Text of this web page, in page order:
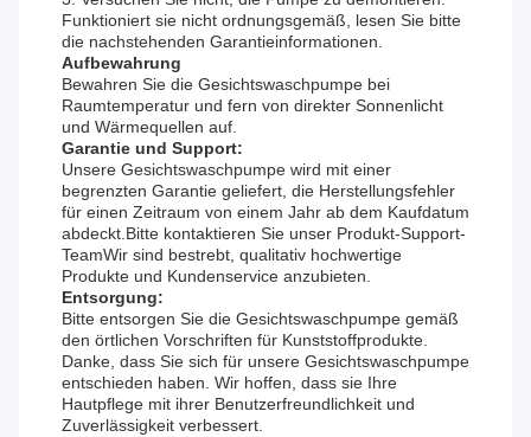
Funktioniert sie nicht ordnungsgemäß, lesen Sie bitte
die nachstehenden Garantieinformationen.
Aufbewahrung
Bewahren Sie die Gesichtswaschpumpe bei
Raumtemperatur und fern von direkter Sonnenlicht
und Wärmequellen auf.
Garantie und Support:
Unsere Gesichtswaschpumpe wird mit einer
begrenzten Garantie geliefert, die Herstellungsfehler
für einen Zeitraum von einem Jahr ab dem Kaufdatum
abdeckt.Bitte kontaktieren Sie unser Produkt-Support-
TeamWir sind bestrebt, qualitativ hochwertige
Produkte und Kundenservice anzubieten.
Entsorgung:
Bitte entsorgen Sie die Gesichtswaschpumpe gemäß
den örtlichen Vorschriften für Kunststoffprodukte.
Danke, dass Sie sich für unsere Gesichtswaschpumpe
entschieden haben. Wir hoffen, dass sie Ihre
Hautpflege mit ihrer Benutzerfreundlichkeit und
Zuverlässigkeit verbessert.